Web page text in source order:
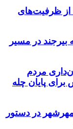
از ظرفیت‌های
بیرجند در مسیر
مردم
پایان چله
در دستور